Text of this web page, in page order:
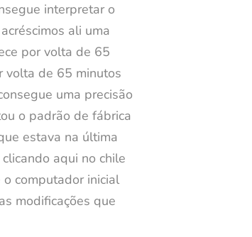
interpretar o
ali uma
por volta de 65
volta de 65 minutos
uma precisão
o padrão de fábrica
estava na última
aqui no chile
computador inicial
modificações que